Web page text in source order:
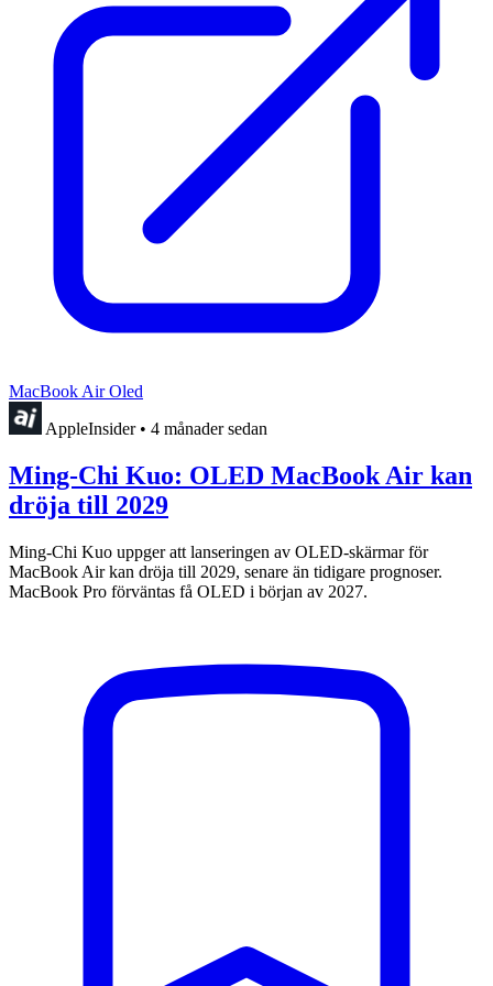
MacBook Air Oled
AppleInsider • 4 månader sedan
Ming-Chi Kuo: OLED MacBook Air kan
dröja till 2029
Ming-Chi Kuo uppger att lanseringen av OLED-skärmar för
MacBook Air kan dröja till 2029, senare än tidigare prognoser.
MacBook Pro förväntas få OLED i början av 2027.